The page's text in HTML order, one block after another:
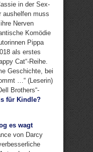
in der Sex-
aushelfen muss
Nerven
Komödie
Pippa
als erstes
Cat“-Reihe.
Geschichte, bei
…“ (Leserin)
Brothers“-
für Kindle?
es wagt
von Darcy